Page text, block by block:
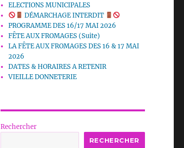
ELECTIONS MUNICIPALES
DÉMARCHAGE INTERDIT
PROGRAMME DES 16/17 MAI 2026
FÊTE AUX FROMAGES (Suite)
LA FÊTE AUX FROMAGES DES 16 & 17 MAI
2026
DATES & HORAIRES A RETENIR
VIEILLE DONNETERIE
Rechercher
RECHERCHER